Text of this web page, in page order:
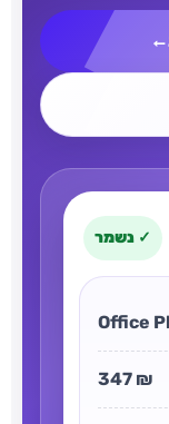
←
✓ נשמר
Office
₪ 347